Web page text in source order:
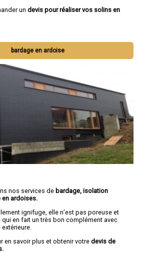
un devis pour réaliser vos solins en
bardage en ardoise
nos services de bardage, isolation
en ardoises.
ignifuge, elle n’est pas poreuse et
en fait un très bon complément avec
en savoir plus et obtenir votre devis de